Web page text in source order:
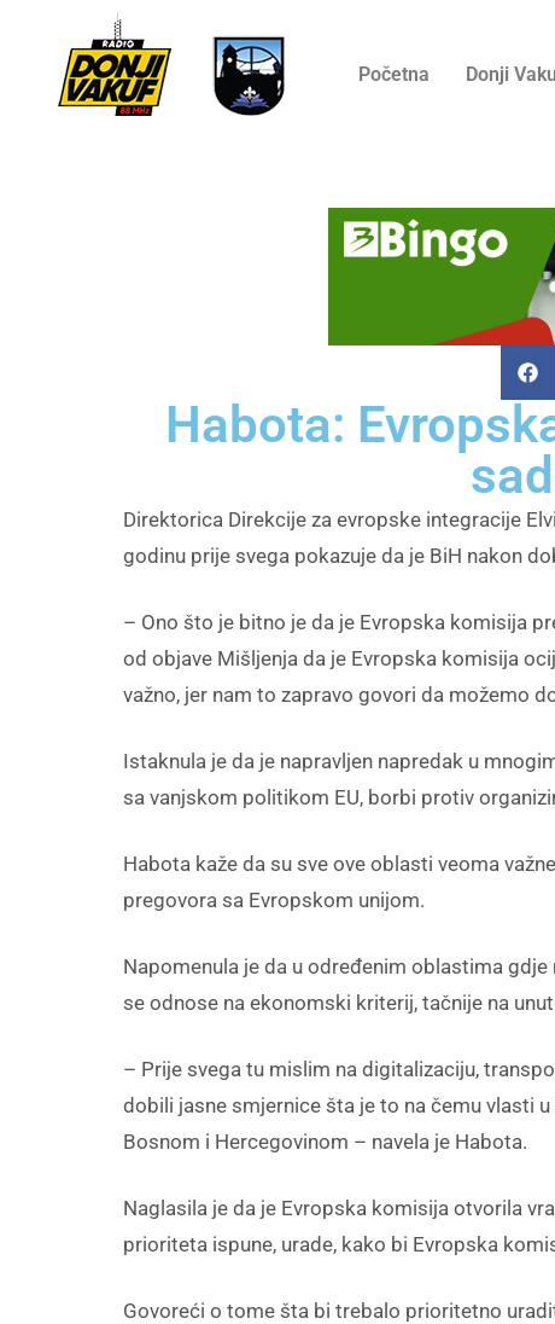
Početna Donji
Habota:
Direktorica Direkcije za evropske integracije
godinu prije svega pokazuje da je BiH nakon
– Ono što je bitno je da je Evropska komisija
od objave Mišljenja da je Evropska komisija
važno, jer nam to zapravo govori da možemo
Istaknula je da je napravljen napredak u
sa vanjskom politikom EU, borbi protiv
Habota kaže da su sve ove oblasti veoma
pregovora sa Evropskom unijom.
Napomenula je da u određenim oblastima
se odnose na ekonomski kriterij, tačnije na
– Prije svega tu mislim na digitalizaciju,
dobili jasne smjernice šta je to na čemu vlasti
Bosnom i Hercegovinom – navela je Habota.
Naglasila je da je Evropska komisija otvorila
prioriteta ispune, urade, kako bi Evropska
Govoreći o tome šta bi trebalo prioritetno